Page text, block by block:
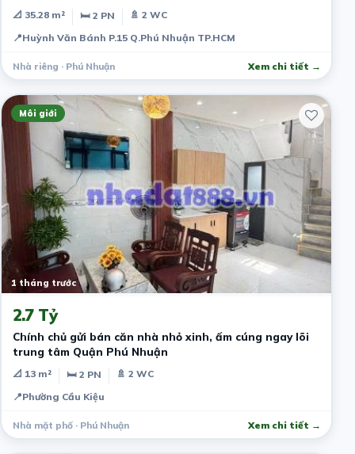
📐 35.28 m² 🛏 2 PN
🚿 2 WC
📍Huỳnh Văn Bánh P.15 Q.Phú Nhuận TP.HCM
Nhà riêng · Phú Nhuận Xem chi tiết →
Môi giới
1 tháng trước
2.7 Tỷ
​Chính chủ gửi bán căn nhà nhỏ xinh, ấm cúng ngay lõi
trung tâm Quận Phú Nhuận
📐 13 m² 🛏 2 PN
🚿 2 WC
📍Phường Cầu Kiệu
Nhà mặt phố · Phú Nhuận Xem chi tiết →